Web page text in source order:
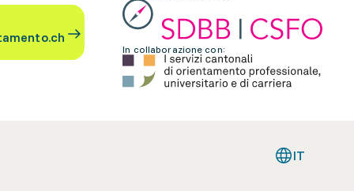
In collaborazione con:
IT